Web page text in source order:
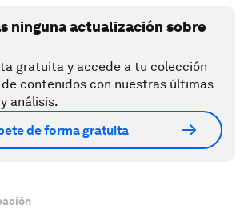
ninguna actualización sobre
gratuita y accede a tu colección
contenidos con nuestras últimas
análisis.
de forma gratuita